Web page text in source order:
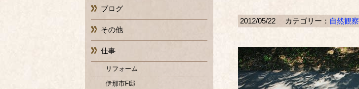
2012/05/22 カテゴリー： 自然観察
ブログ
その他
仕事
リフォーム
伊那市F邸